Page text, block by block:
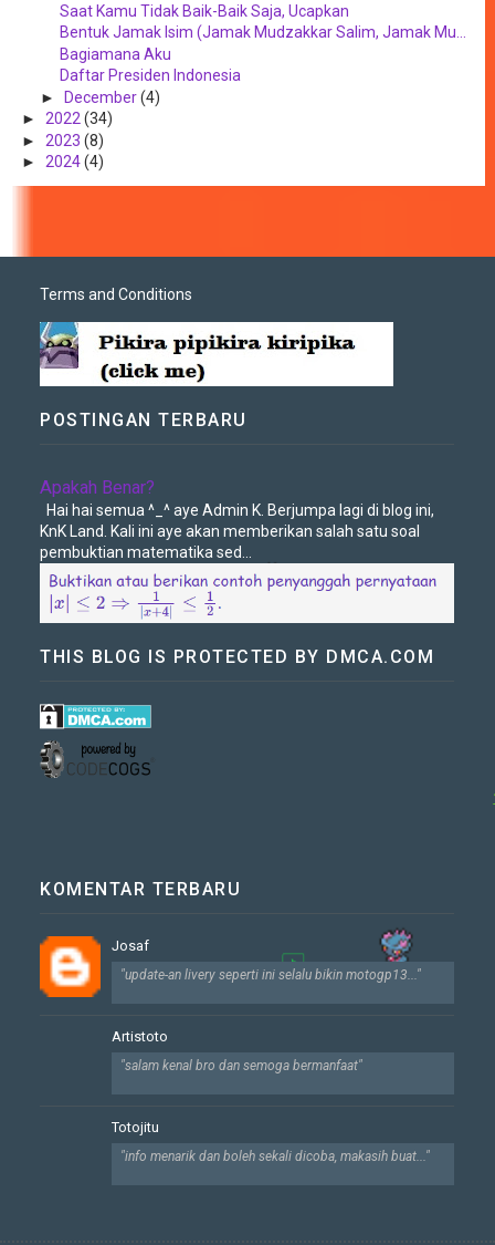
Saat Kamu Tidak Baik-Baik Saja, Ucapkan
Bentuk Jamak Isim (Jamak Mudzakkar Salim, Jamak Mu...
Bagiamana Aku
Daftar Presiden Indonesia
► December(4)
► 2022 (34)
► 2023 (8)
► 2024(4)
Terms and Conditions
POSTINGAN TERBARU
Apakah Benar?
Hai hai semua ^_^ aye Admin K. Berjumpa lagi di blog ini,
KnK Land. Kali ini aye akan memberikan salah satu soal
pembuktian matematika sed...
THIS BLOG IS PROTECTED BY DMCA.COM
KOMENTAR TERBARU
Josaf
"update-an livery seperti ini selalu bikin motogp13..."
Artistoto
"salam kenal bro dan semoga bermanfaat"
Totojitu
"info menarik dan boleh sekali dicoba, makasih buat..."